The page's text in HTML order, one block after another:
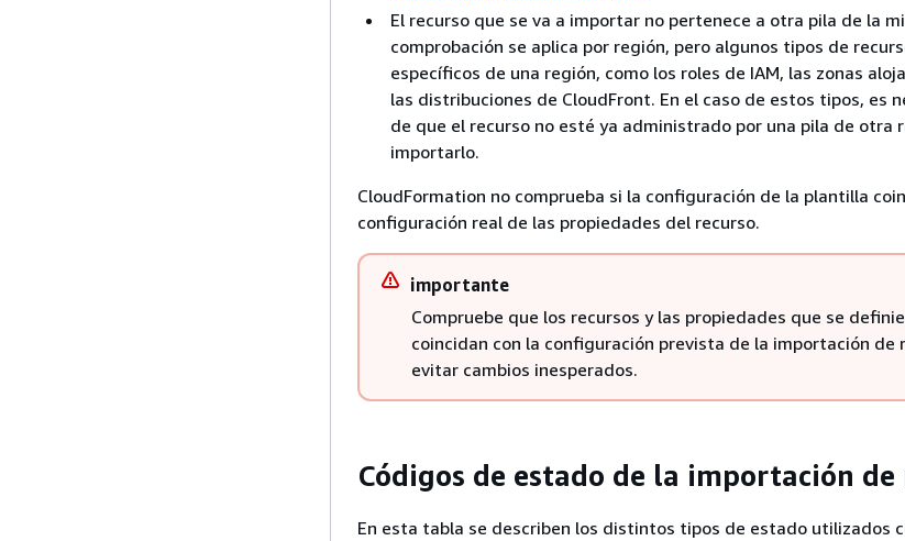
El recurso que se va a importar no pertenece a otra pila de la
comprobación se aplica por región, pero algunos tipos de
específicos de una región, como los roles de IAM, las zonas
las distribuciones de CloudFront. En el caso de estos tipos, es
de que el recurso no esté ya administrado por una pila de otra
importarlo.
CloudFormation no comprueba si la configuración de la plantilla
configuración real de las propiedades del recurso.
importante
Compruebe que los recursos y las propiedades que se
coincidan con la configuración prevista de la importación de
evitar cambios inesperados.
Códigos de estado de la importación de
En esta tabla se describen los distintos tipos de estado utilizados